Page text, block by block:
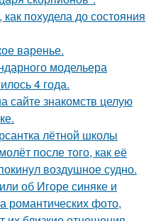
похудела до состояния
варенье.
модельера
4 года.
сайте знакомств целую
лётной школы
после того, как её
воздушное судно.
об Игоре синяке и
романтических фото,